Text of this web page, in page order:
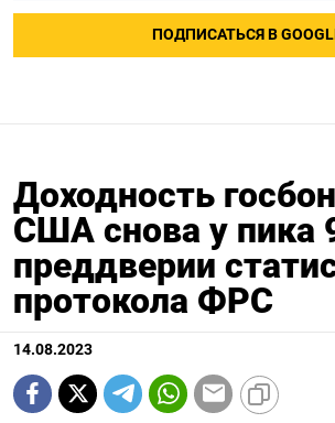
ПОДПИСАТЬСЯ В
Доходность
США снова у пика
преддверии
протокола ФРС
14.08.2023